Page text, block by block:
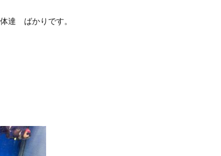
達 ばかりです。